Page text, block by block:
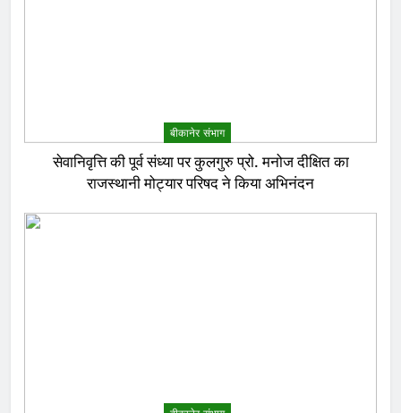
बीकानेर संभाग
सेवानिवृत्ति की पूर्व संध्या पर कुलगुरु प्रो. मनोज दीक्षित का
राजस्थानी मोट्यार परिषद ने किया अभिनंदन